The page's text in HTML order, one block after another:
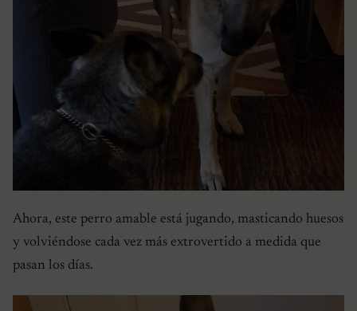
Ahora, este perro amable está jugando, masticando huesos
y volviéndose cada vez más extrovertido a medida que
pasan los días.